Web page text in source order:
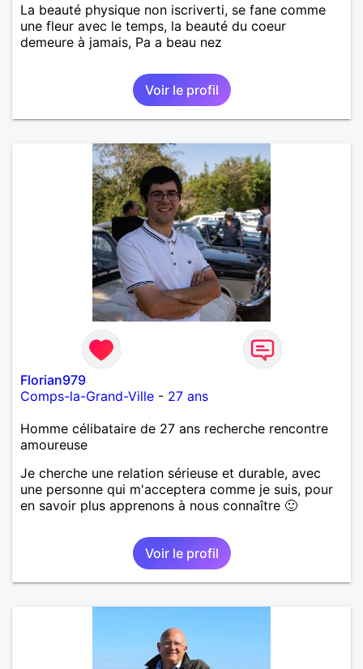
La beauté physique non iscriverti, se fane comme
une fleur avec le temps, la beauté du coeur
demeure à jamais, Pa a beau nez
Voir le profil
Florian979
Comps-la-Grand-Ville - 27 ans
Homme célibataire de 27 ans recherche rencontre
amoureuse
Je cherche une relation sérieuse et durable, avec
une personne qui m'acceptera comme je suis, pour
en savoir plus apprenons à nous connaître 🙂
Voir le profil